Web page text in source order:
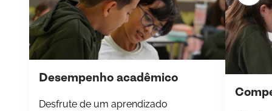
Desempenho acadêmico
Desfrute de um aprendizado